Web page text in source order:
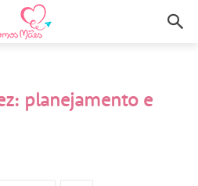
planejamento e